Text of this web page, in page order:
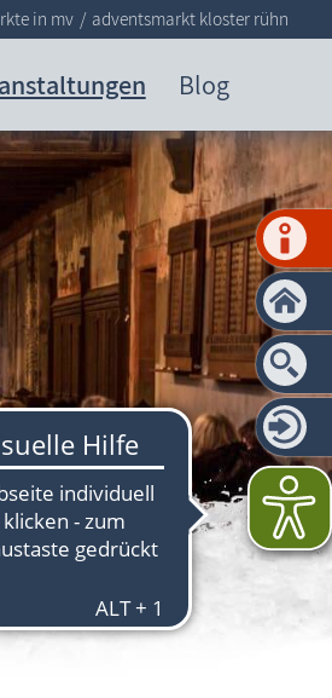
Blog
in mv adventsmarkt kloster rühn